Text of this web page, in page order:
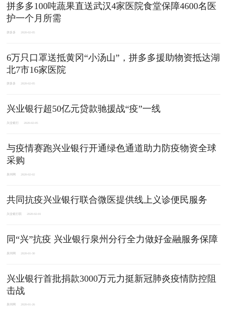
拼多多100吨蔬果直送武汉4家医院食堂保障4600名医
护一个月所需
拼多多 2020-02-05
6万只口罩送抵黄冈“小汤山”，拼多多援助物资抵达湖
北7市16家医院
拼多多 2020-02-05
兴业银行超50亿元贷款驰援战“疫”一线
兴业银行 2020-02-05
与疫情赛跑兴业银行开通绿色通道助力防疫物资全球
采购
泉州网 2020-02-02
共同抗疫兴业银行联合微医提供线上义诊便民服务
兴业银行联 2020-02-01
同“兴”抗疫 兴业银行泉州分行全力做好金融服务保障
泉州网 2020-01-30
兴业银行首批捐款3000万元力挺新冠肺炎疫情防控阻
击战
泉州网 2020-01-26